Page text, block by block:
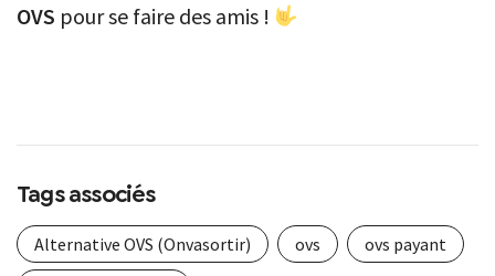
OVS pour se faire des amis !
Tags associés
Alternative OVS (Onvasortir) ovs
ovs payant